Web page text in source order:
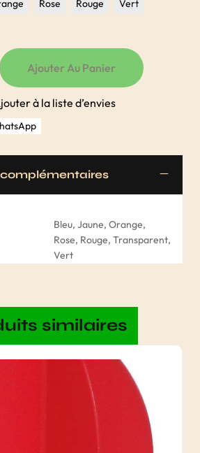
Rose Rouge Vert
Ajouter Au Panier
à la liste d’envies
Bleu, Jaune, Orange,
Rose, Rouge, Transparent,
Vert
similaires